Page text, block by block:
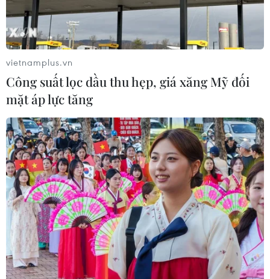
cấp cao về kết nối ASEAN và Ấn Độ đã được khai mạc
với chủ đề "Động lực cho kết nối số và tự nhiên đối với
châu Á trong thế kỷ 21."
Nâng cao nhận thức trong ASEAN về vấn
vietnamplus.vn
Công suất lọc dầu thu hẹp, giá xăng Mỹ đối
mặt áp lực tăng